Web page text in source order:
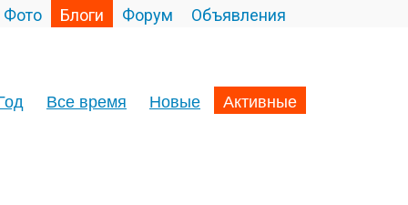
Фото Блоги Форум Объявления
Все время Новые Активные